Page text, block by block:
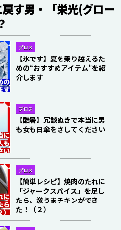
す男・「栄光(グロー
ブロス
【氷です】夏を乗り越えるた
めの“おすすめアイテム”を紹
介します
ブロス
【酷暑】冗談ぬきで本当に男
も女も日傘をさしてください
ブロス
【簡単レシピ】焼肉のたれに
「ジャークスパイス」を足し
たら、激うまチキンができ
た！（２）